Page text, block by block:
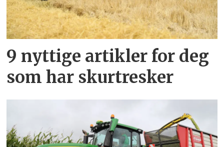
9 nyttige artikler for deg
som har skurtresker